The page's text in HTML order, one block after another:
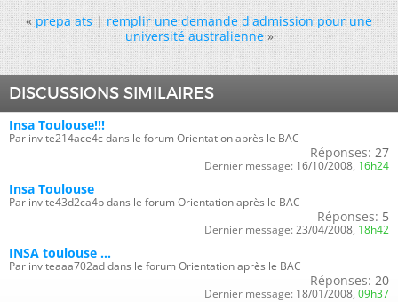
« prepa ats|remplir une demande d'admission pour une
université australienne »
DISCUSSIONS SIMILAIRES
Insa Toulouse!!!
Par invite214ace4c dans le forum Orientation après le BAC
Réponses: 27
Dernier message: 16/10/2008, 16h24
Insa Toulouse
Par invite43d2ca4b dans le forum Orientation après le BAC
Réponses: 5
Dernier message: 23/04/2008, 18h42
INSA toulouse ...
Par inviteaaa702ad dans le forum Orientation après le BAC
Réponses: 20
Dernier message: 18/01/2008, 09h37